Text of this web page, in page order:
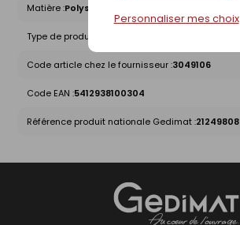
Personnaliser mes choix
Matière :Polystyrène
Type de produit :
Code article chez le fournisseur :3049106
Code EAN :5412938100304
Référence produit nationale Gedimat :21249808